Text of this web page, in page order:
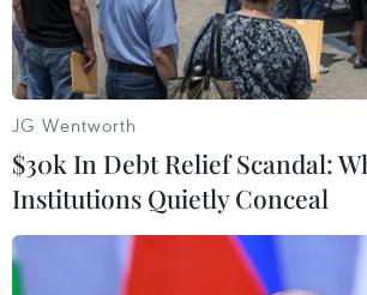
JG Wentworth
$30k In Debt Relief Scandal:
Institutions Quietly Conceal